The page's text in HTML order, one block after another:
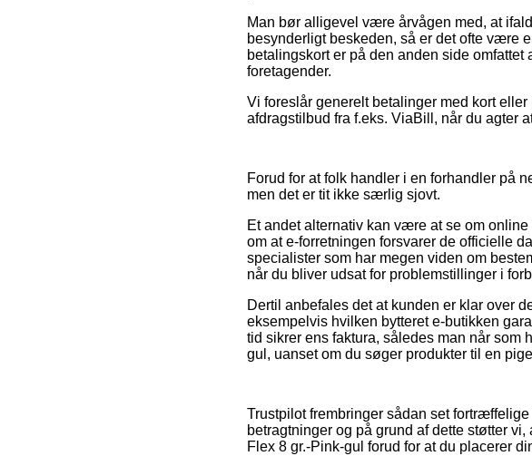
Man bør alligevel være årvågen med, at
besynderligt beskeden, så er det ofte være
betalingskort er på den anden side
foretagender.
Vi foreslår generelt betalinger med kort
afdragstilbud fra f.eks. ViaBill, når du agter
Forud for at folk handler i en forhandler på
men det er tit ikke særlig sjovt.
Et andet alternativ kan være at se om
om at e-forretningen forsvarer de officielle
specialister som har megen viden om
når du bliver udsat for problemstillinger i
Dertil anbefales det at kunden er klar over
eksempelvis hvilken bytteret e-butikken
tid sikrer ens faktura, således man når som
gul, uanset om du søger produkter til en
Trustpilot frembringer sådan set
betragtninger og på grund af dette støtter
Flex 8 gr.-Pink-gul forud for at du placerer